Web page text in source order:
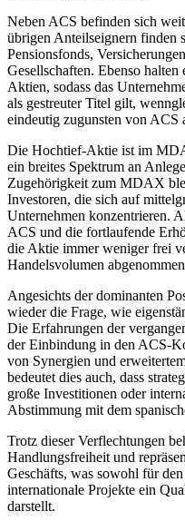
Neben ACS befinden sich
übrigen Anteilseignern finden
Pensionsfonds,
Gesellschaften. Ebenso
Aktien, sodass das
als gestreuter Titel gilt,
eindeutig zugunsten von ACS
Die Hochtief-Aktie ist im
ein breites Spektrum an
Zugehörigkeit zum MDAX
Investoren, die sich auf
Unternehmen konzentrieren.
ACS und die fortlaufende
die Aktie immer weniger frei
Handelsvolumen
Angesichts der dominanten
wieder die Frage, wie
Die Erfahrungen der
der Einbindung in den ACS-
von Synergien und
bedeutet dies auch, dass
große Investitionen oder
Abstimmung mit dem
Trotz dieser Verflechtungen
Handlungsfreiheit und
Geschäfts, was sowohl für
internationale Projekte ein
darstellt.